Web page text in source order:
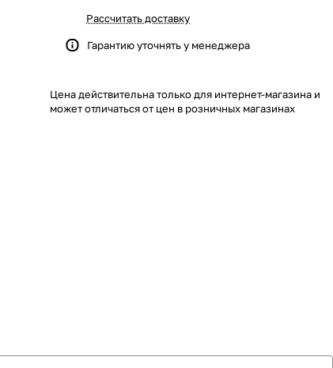
Рассчитать доставку
Гарантию уточнять у менеджера
Цена действительна только для интернет-магазина и
может отличаться от цен в розничных магазинах